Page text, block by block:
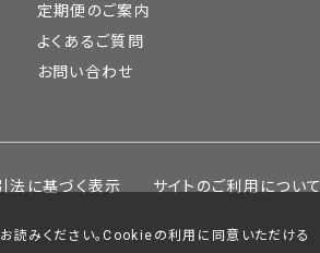
定期便のご案内
よくあるご質問
お問い合わせ
法に基づく表示 サイトのご利用について
お読みください。Cookieの利用に同意いただける